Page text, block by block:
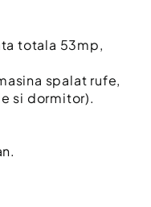
totala 53mp,
spalat rufe,
si dormitor).